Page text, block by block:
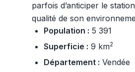
parfois d’anticiper le
qualité de son
Population : 5 391
Superficie : 9 km2
Département : Vendée